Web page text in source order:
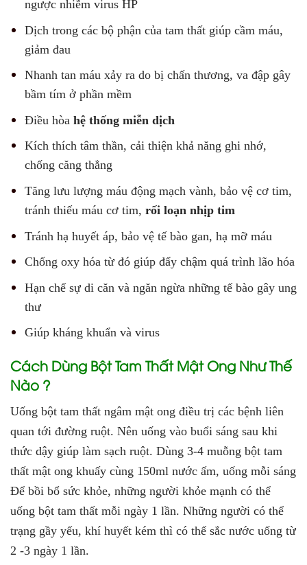
ngược nhiễm virus HP
Dịch trong các bộ phận của tam thất giúp cầm máu,
giảm đau
Nhanh tan máu xảy ra do bị chấn thương, va đập gây
bầm tím ở phần mềm
Điều hòa hệ thống miễn dịch
Kích thích tâm thần, cải thiện khả năng ghi nhớ,
chống căng thẳng
Tăng lưu lượng máu động mạch vành, bảo vệ cơ tim,
tránh thiếu máu cơ tim, rối loạn nhịp tim
Tránh hạ huyết áp, bảo vệ tế bào gan, hạ mỡ máu
Chống oxy hóa từ đó giúp đẩy chậm quá trình lão hóa
Hạn chế sự di căn và ngăn ngừa những tế bào gây ung
thư
Giúp kháng khuẩn và virus
Cách Dùng Bột Tam Thất Mật Ong Như Thế
Nào ?
Uống bột tam thất ngâm mật ong điều trị các bệnh liên
quan tới đường ruột. Nên uống vào buổi sáng sau khi
thức dậy giúp làm sạch ruột. Dùng 3-4 muỗng bột tam
thất mật ong khuấy cùng 150ml nước ấm, uống mỗi sáng
Để bồi bổ sức khỏe, những người khỏe mạnh có thể
uống bột tam thất mỗi ngày 1 lần. Những người có thể
trạng gầy yếu, khí huyết kém thì có thể sắc nước uống từ
2 -3 ngày 1 lần.